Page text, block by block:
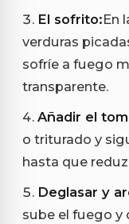
El sofrito:En
verduras
sofríe a fuego
transparente.
Añadir el
o triturado y
hasta que
Deglasar y
sube el fuego y